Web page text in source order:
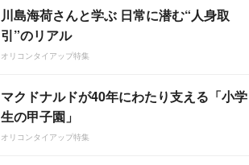
川島海荷さんと学ぶ 日常に潜む“人身取
引”のリアル
オリコンタイアップ特集
マクドナルドが40年にわたり支える「小学
生の甲子園」
オリコンタイアップ特集